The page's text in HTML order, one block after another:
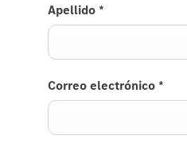
Apellido *
Correo electrónico *